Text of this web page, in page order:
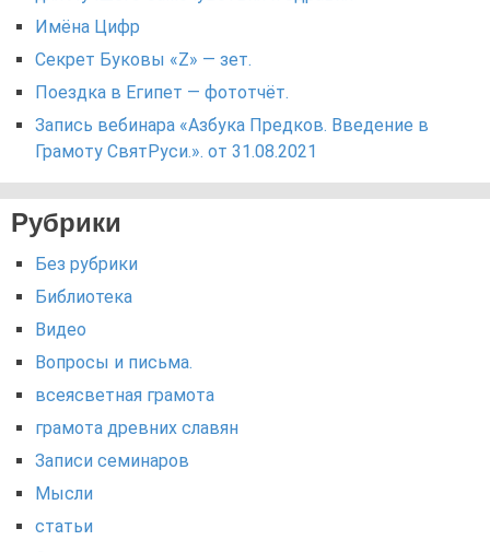
Имёна Цифр
Секрет Буковы «Z» — зет.
Поездка в Египет — фототчёт.
Запись вебинара «Азбука Предков. Введение в
Грамоту СвятРуси.». от 31.08.2021
Рубрики
Без рубрики
Библиотека
Видео
Вопросы и письма.
всеясветная грамота
грамота древних славян
Записи семинаров
Мысли
статьи